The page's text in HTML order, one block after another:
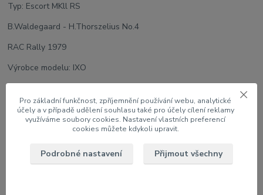
Typ: Escort MKll RS
B.Waldegaard - H.Thorszelius No.4
RAC Rally 1979
Výrobce modelu: IXO
Velikost: 9 cm
Model na podstavci v plastovém boxu
Pro základní funkčnost, zpříjemnění používání webu, analytické
účely a v případě udělení souhlasu také pro účely cílení reklamy
využíváme soubory cookies. Nastavení vlastních preferencí
cookies můžete kdykoli upravit.
Podrobné nastavení Přijmout všechny